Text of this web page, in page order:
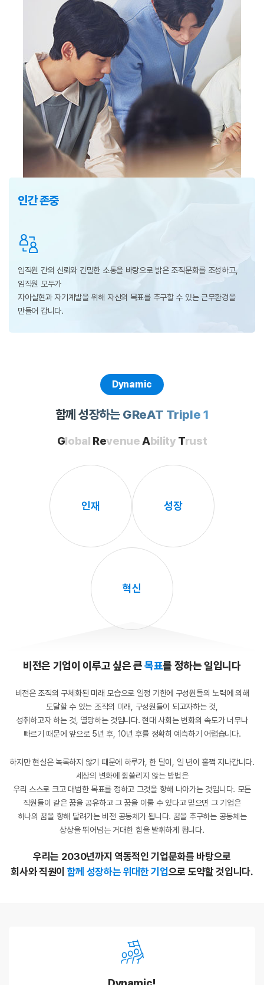
인간 존중
임직원 간의 신뢰와 긴밀한 소통을 바탕으로 밝은 조직문화를 조성하고,
임직원 모두가
자아실현과 자기계발을 위해 자신의 목표를 추구할 수 있는 근무환경을
만들어 갑니다.
Dynamic
함께 성장하는 GReAT Triple 1
Global Revenue Ability Trust
인재 성장
혁신
비전은 기업이 이루고 싶은 큰목표를 정하는 일입니다
비전은 조직의 구체화된 미래 모습으로 일정 기한에 구성원들의 노력에 의해
도달할 수 있는 조직의 미래, 구성원들이 되고자하는 것,
성취하고자 하는 것, 열망하는 것입니다. 현대 사회는 변화의 속도가 너무나
빠르기 때문에 앞으로 5년 후, 10년 후를 정확히 예측하기 어렵습니다.
하지만 현실은 녹록하지 않기 때문에 하루가, 한 달이, 일 년이 훌쩍 지나갑니다.
세상의 변화에 휩쓸리지 않는 방법은
우리 스스로 크고 대범한 목표를 정하고 그것을 향해 나아가는 것입니다. 모든
직원들이 같은 꿈을 공유하고 그 꿈을 이룰 수 있다고 믿으면 그 기업은
하나의 꿈을 향해 달려가는 비전 공동체가 됩니다. 꿈을 추구하는 공동체는
상상을 뛰어넘는 거대한 힘을 발휘하게 됩니다.
우리는 2030년까지 역동적인 기업문화를 바탕으로
회사와 직원이 함께 성장하는 위대한 기업으로 도약할 것입니다.